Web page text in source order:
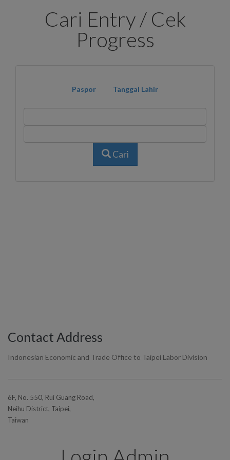
Cari Entry / Cek
Progress
Paspor Tanggal Lahir
Cari
Contact Address
Indonesian Economic and Trade Office to Taipei Labor Division
6F, No. 550, Rui Guang Road,
Neihu District, Taipei,
Taiwan